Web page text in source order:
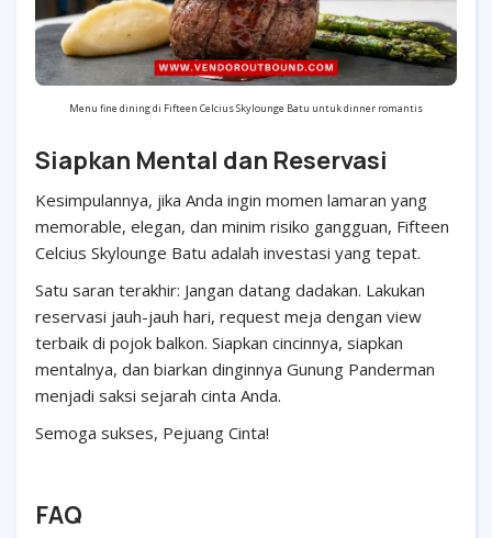
Menu fine dining di Fifteen Celcius Skylounge Batu untuk dinner romantis
Siapkan Mental dan Reservasi
Kesimpulannya, jika Anda ingin momen lamaran yang
memorable, elegan, dan minim risiko gangguan, Fifteen
Celcius Skylounge Batu adalah investasi yang tepat.
Satu saran terakhir: Jangan datang dadakan. Lakukan
reservasi jauh-jauh hari, request meja dengan view
terbaik di pojok balkon. Siapkan cincinnya, siapkan
mentalnya, dan biarkan dinginnya Gunung Panderman
menjadi saksi sejarah cinta Anda.
Semoga sukses, Pejuang Cinta!
FAQ